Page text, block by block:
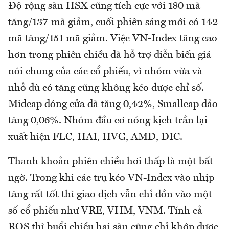
Độ rộng sàn HSX cũng tích cực với 180 mã
tăng/137 mã giảm, cuối phiên sáng mới có 142
mã tăng/151 mã giảm. Việc VN-Index tăng cao
hơn trong phiên chiều đã hỗ trợ diễn biến giá
nói chung của các cổ phiếu, vì nhóm vừa và
nhỏ dù có tăng cũng không kéo được chỉ số.
Midcap đóng cửa đã tăng 0,42%, Smallcap đảo
tăng 0,06%. Nhóm đầu cơ nóng kịch trần lại
xuất hiện FLC, HAI, HVG, AMD, DIC.
Thanh khoản phiên chiều hơi thấp là một bất
ngờ. Trong khi các trụ kéo VN-Index vào nhịp
tăng rất tốt thì giao dịch vẫn chỉ dồn vào một
số cổ phiếu như VRE, VHM, VNM. Tính cả